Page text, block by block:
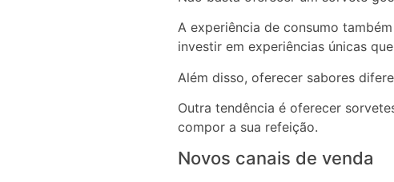
A experiência de consumo
investir em experiências únicas
Além disso, oferecer sabores
Outra tendência é oferecer
compor a sua refeição.
Novos canais de venda